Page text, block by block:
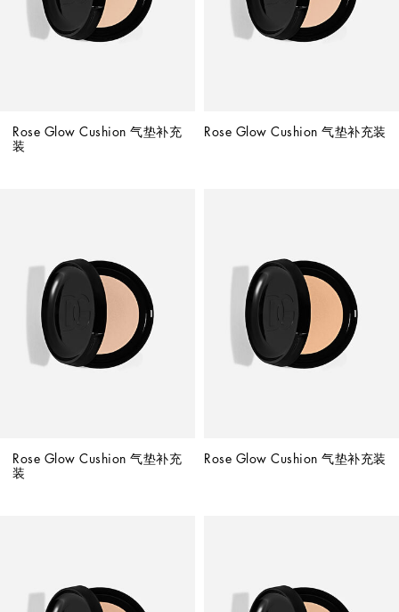
Rose Glow Cushion 气垫补充
装
Rose Glow Cushion 气垫补充装
Rose Glow Cushion 气垫补充
装
Rose Glow Cushion 气垫补充装